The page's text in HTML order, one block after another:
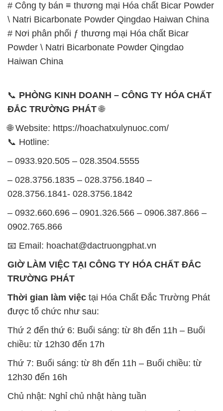
được tổ chức như sau:
Thứ 2 đến thứ 6: Buổi sáng: từ 8h đến 11h – Buổi
chiều: từ 12h30 đến 17h
Thứ 7: Buổi sáng: từ 8h đến 11h – Buổi chiều: từ
Chủ nhật: Nghỉ chủ nhật hàng tuần
Chúng tôi rất trân trọng thời gian và cam kết tuân
thủ giờ làm việc để đảm bảo sự hỗ trợ tốt nhất cho
khách hàng và đảm bảo hiệu suất công việc cao
TRƯỜNG PHÁT
Đông B, Quận Bình Tân, Sài Gòn TP. Hồ Chí
Minh